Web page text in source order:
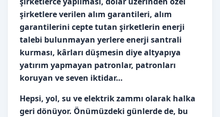
şirketlere verilen alım garantileri, alım
garantilerini cepte tutan şirketlerin enerji
talebi bulunmayan yerlere enerji santrali
kurması, kârları düşmesin diye altyapıya
yatırım yapmayan patronlar, patronları
koruyan ve seven iktidar…
Hepsi, yol, su ve elektrik zammı olarak halka
geri dönüyor. Önümüzdeki günlerde de, bu